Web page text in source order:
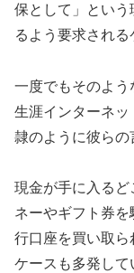
保として」とい
るよう要求される
一度でもそのよ
生涯インターネッ
隷のように彼らの
現金が手に入る
ネーやギフト券
行口座を買い取ら
ケースも多発して